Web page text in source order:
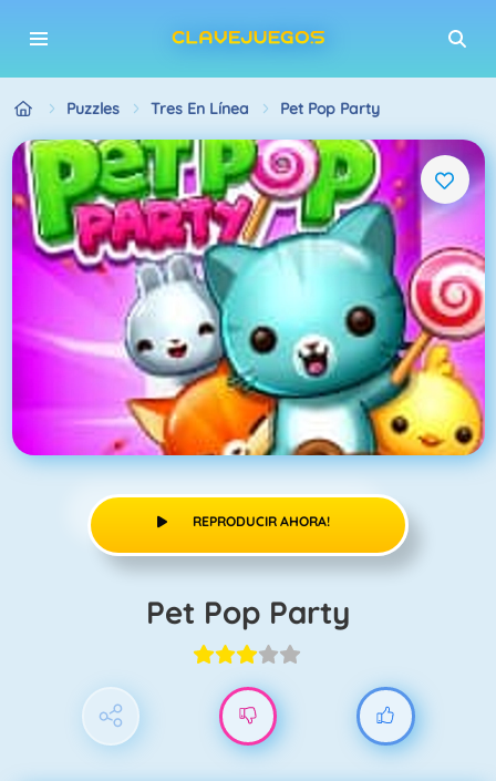
Puzzles Tres En Línea Pet Pop Party
REPRODUCIR AHORA!
Pet Pop Party